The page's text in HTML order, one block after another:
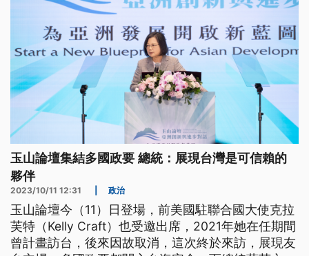
玉山論壇集結多國政要 總統：展現台灣是可信賴的
夥伴
2023/10/11 12:31 政治
玉山論壇今（11）日登場，前美國駐聯合國大使克拉
芙特（Kelly Craft）也受邀出席，2021年她在任期間
曾計畫訪台，後來因故取消，這次終於來訪，展現友